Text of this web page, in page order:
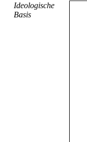
Ideologische
Basis